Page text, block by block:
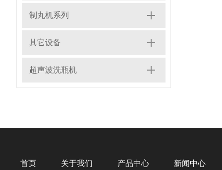
制丸机系列
其它设备
超声波洗瓶机
首页 关于我们 产品中心 新闻中心